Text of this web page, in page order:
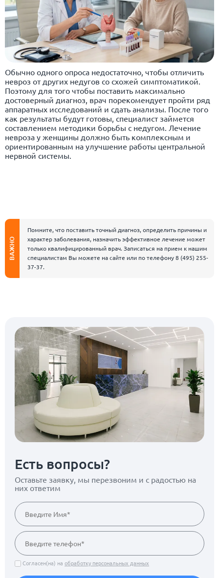
Обычно одного опроса недостаточно, чтобы отличить
невроз от других недугов со схожей симптоматикой.
Поэтому для того чтобы поставить максимально
достоверный диагноз, врач порекомендует пройти ряд
аппаратных исследований и сдать анализы. После того
как результаты будут готовы, специалист займется
составлением методики борьбы с недугом. Лечение
невроза у женщины должно быть комплексным и
ориентированным на улучшение работы центральной
нервной системы.
ВАЖНО
Помните, что поставить точный диагноз, определить причины и
характер заболевания, назначить эффективное лечение может
только квалифицированный врач. Записаться на прием к нашим
специалистам Вы можете на сайте или по телефону8 (495) 255-
37-37.
Есть вопросы?
Оставьте заявку, мы перезвоним и с радостью на
них ответим
Согласен(на) на обработку персональных данных